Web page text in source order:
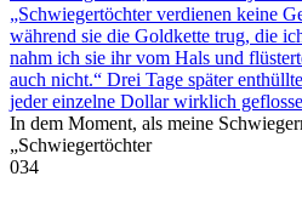
„Schwiegertöchter verdienen keine
während sie die Goldkette trug, die
nahm ich sie ihr vom Hals und
auch nicht.“ Drei Tage später
jeder einzelne Dollar wirklich
In dem Moment, als meine
„Schwiegertöchter
034